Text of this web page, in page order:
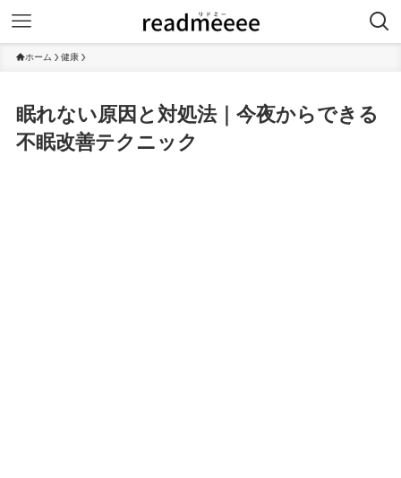
ホーム 健康
眠れない原因と対処法｜今夜からできる
不眠改善テクニック